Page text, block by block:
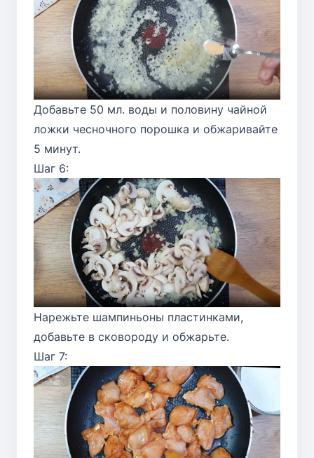
Добавьте 50 мл. воды и половину чайной
ложки чесночного порошка и обжаривайте
5 минут.
Шаг 6:
Нарежьте шампиньоны пластинками,
добавьте в сковороду и обжарьте.
Шаг 7: